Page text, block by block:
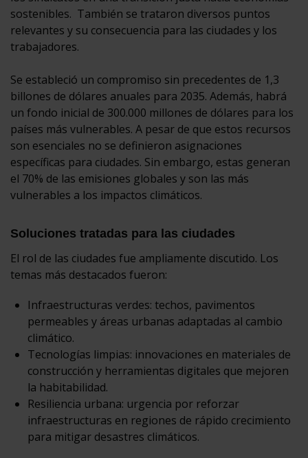
sostenibles. También se trataron diversos puntos
relevantes y su consecuencia para las ciudades y los
trabajadores.
Se estableció un compromiso sin precedentes de 1,3
billones de dólares anuales para 2035. Además, habrá
un fondo inicial de 300.000 millones de dólares para los
países más vulnerables. A pesar de que estos recursos
son esenciales no se definieron asignaciones
específicas para ciudades. Sin embargo, estas generan
el 70% de las emisiones globales y son las más
vulnerables a los impactos climáticos.
Soluciones tratadas para las ciudades
El rol de las ciudades fue ampliamente discutido. Los
temas más destacados fueron:
Infraestructuras verdes: techos, pavimentos
permeables y áreas urbanas adaptadas al cambio
climático.
Tecnologías limpias: innovaciones en materiales de
construcción y herramientas digitales que mejoren
la habitabilidad.
Resiliencia urbana: urgencia por reforzar
infraestructuras en regiones de rápido crecimiento
para mitigar desastres climáticos.